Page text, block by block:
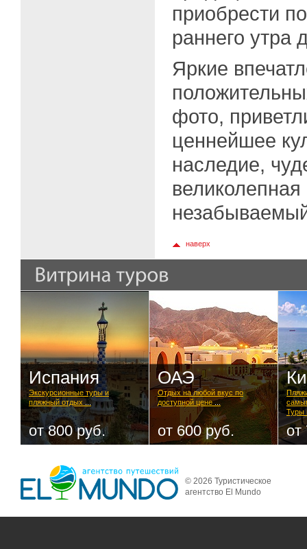
приобрести
раннего утра
Яркие
фото,
ценнейшее
наследие,
наверх
Испания
Экскурсионные туры и
пляжный отдых ...
от 800 руб.
ОАЭ
Отдых на любой вкус по
доступной цене...
от 600 руб.
Туры
от
© 2026 Туристическое
агентство El Mundo